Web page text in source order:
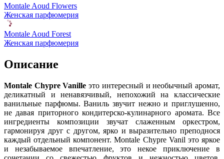
Montale Aoud Flowers
Женская парфюмерия
Montale Aoud Forest
Женская парфюмерия
Описание
Montale Chypre Vanille это интересный и необычный аромат,
деликатный и ненавязчивый, непохожий на классические
ванильные парфюмы. Ваниль звучит нежно и приглушенно,
не давая приторного кондитерско-кулинарного аромата. Все
ингредиенты композиции звучат слаженным оркестром,
гармонируя друг с другом, ярко и выразительно преподнося
каждый отдельный компонент. Montale Chypre Vanil это яркое
и незабываемое впечатление, это некое приключение в